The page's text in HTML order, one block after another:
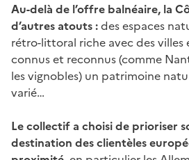
Au-delà de l’offre balnéaire, la
d’autres atouts :des espaces
rétro-littoral riche avec des villes
connus et reconnus (comme
les vignobles) un patrimoine
varié…
Le collectif a choisi de prioriser
destination des clientèles